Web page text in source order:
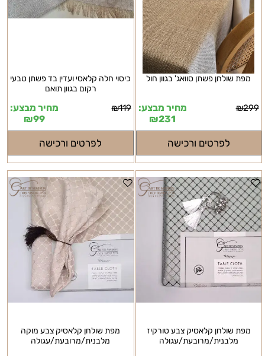
מפת שולחן פשתן סוואג' בגוון חול
₪299
מחיר מבצע:
₪231
לפרטים ורכישה
כיסוי חלה קלאסי ועדין בד פשתן טבעי
רקום בגוון תואם
₪119
מחיר מבצע:
₪99
לפרטים ורכישה
מפת שולחן קלאסיק צבע טורקיז
מלבנית/מרובעת/עגולה
מפת שולחן קלאסיק צבע מוקה
מלבנית/מרובעת/עגולה